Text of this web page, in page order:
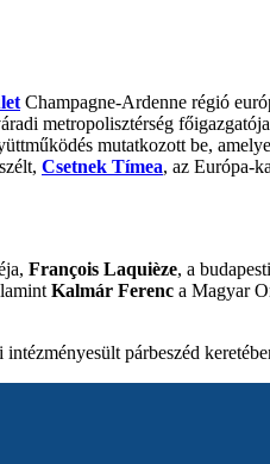
Champagne-Ardenne régió
metropolisztérség
mutatkozott be,
Csetnek Tímea, az Európa-
François Laquièze, a
Kalmár Ferenc a Magyar
párbeszéd